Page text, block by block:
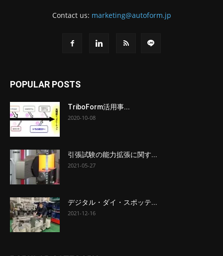
Contact us: marketing@autoform.jp
POPULAR POSTS
TriboForm活用事...
2020-10-08
引張試験の能力拡張に関す...
2021-05-27
デジタル・ダイ・スポッテ...
2021-12-16